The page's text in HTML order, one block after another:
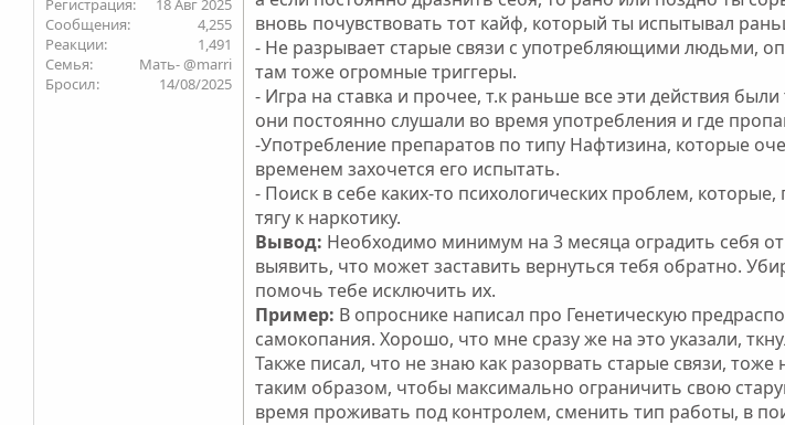
4,255
1,491
Семья
Мать- @marri
Бросил
14/08/2025
вновь почувствовать тот кайф, который ты испытывал
- Не разрывает старые связи с употребляющими людьми,
там тоже огромные триггеры.
- Игра на ставка и прочее, т.к раньше все эти действия
они постоянно слушали во время употребления и где
-Употребление препаратов по типу Нафтизина, которые
временем захочется его испытать.
- Поиск в себе каких-то психологических проблем,
тягу к наркотику.
Вывод: Необходимо минимум на 3 месяца оградить себя
выявить, что может заставить вернуться тебя обратно.
помочь тебе исключить их.
Пример: В опроснике написал про Генетическую
самокопания. Хорошо, что мне сразу же на это указали,
Также писал, что не знаю как разорвать старые связи,
таким образом, чтобы максимально ограничить свою
время проживать под контролем, сменить тип работы, в